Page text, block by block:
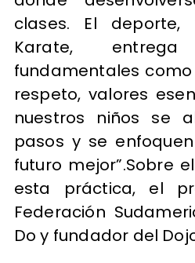
clases. El
Karate, entrega
fundamentales
respeto, valores
nuestros niños se
pasos y se
futuro mejor”.Sobre
esta práctica, el
Federación
Do y fundador del